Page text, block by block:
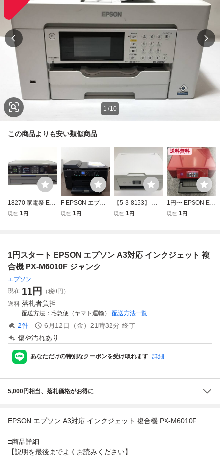
1 / 10
この商品よりも安い類似商品
18270 家電祭 EP
SON エプソン プ
ク 通電OK インク
ジェット 複合機
現在 1円
F EPSON エプソ
ン A3ビジネスイ
ラック NX2Y12
5798
現在 1円
【5-3-8153】 ジ
ャンク EPSON エ
ピー スキャン Wi-
現在 1円
送料無料
1円〜 EPSON EP-
808AR インクジ
現在 1円
1円スタート EPSON エプソン A3対応 インクジェット 複
合機 PX-M6010F ジャンク
エプソン
現在 11円
（税0円）
送料 落札者負担
配送方法 宅急便（ヤマト運輸） 配送方法一覧
2件 6月12日（金）21時32分 終了
傷や汚れあり
あなただけの特別なクーポンを受け取れます 詳細
5,000円相当、落札価格がお得に
EPSON エプソン A3対応 インクジェット 複合機 PX-M6010F
□商品詳細
【説明を最後までよくお読みください】